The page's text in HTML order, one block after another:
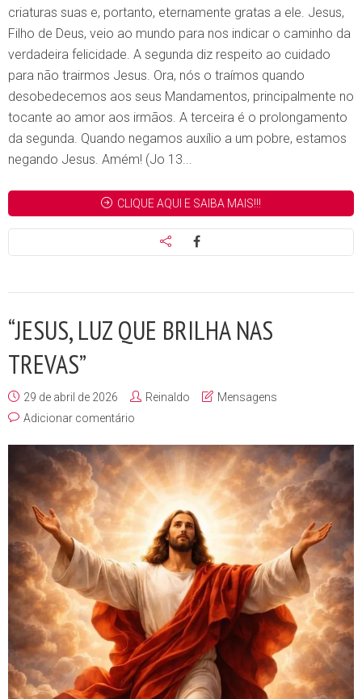
criaturas suas e, portanto, eternamente gratas a ele. Jesus,
Filho de Deus, veio ao mundo para nos indicar o caminho da
verdadeira felicidade. A segunda diz respeito ao cuidado
para não trairmos Jesus. Ora, nós o traímos quando
desobedecemos aos seus Mandamentos, principalmente no
tocante ao amor aos irmãos. A terceira é o prolongamento
da segunda. Quando negamos auxílio a um pobre, estamos
negando Jesus. Amém! (Jo 13...
CLIQUE AQUI E SAIBA MAIS!!!
“JESUS, LUZ QUE BRILHA NAS
TREVAS”
29 de abril de 2026 Reinaldo
Mensagens
Adicionar comentário